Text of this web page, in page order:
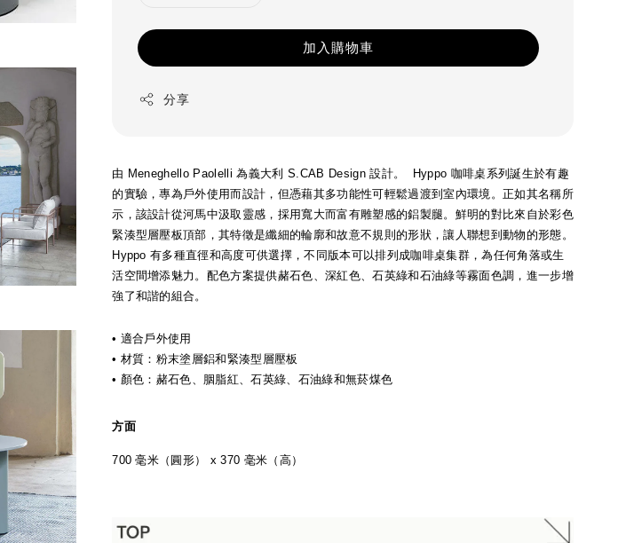
加入購物車
分享
由 Meneghello Paolelli 為義大利 S.CAB Design 設計。
Hyppo 咖啡桌系列誕生於有趣
的實驗，專為戶外使用而設計，但憑藉其多功能性可輕鬆過渡到室內環境。正如其名稱所
示，該設計從河馬中汲取靈感，採用寬大而富有雕塑感的鋁製腿。鮮明的對比來自於彩色
緊湊型層壓板頂部，其特徵是纖細的輪廓和故意不規則的形狀，讓人聯想到動物的形態。
Hyppo 有多種直徑和高度可供選擇，不同版本可以排列成咖啡桌集群，為任何角落或生
活空間增添魅力。配色方案提供赭石色、深紅色、石英綠和石油綠等霧面色調，進一步增
強了和諧的組合。
• 適合戶外使用
• 材質：粉末塗層鋁和緊湊型層壓板
• 顏色：赭石色、胭脂紅、石英綠、石油綠和無菸煤色
方面
700 毫米（圓形） x 370 毫米（高）